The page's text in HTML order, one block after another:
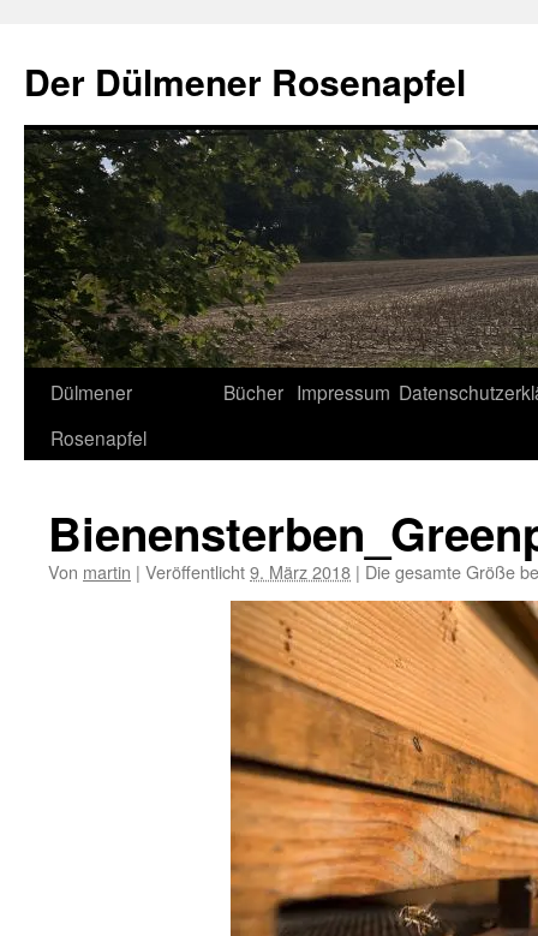
Der Dülmener Rosenapfel
Zum
Inhalt
Dülmener
Rosenapfel
Bücher Impressum
Von martin | Veröffentlicht9. März 2018 | Die gesamte Größe